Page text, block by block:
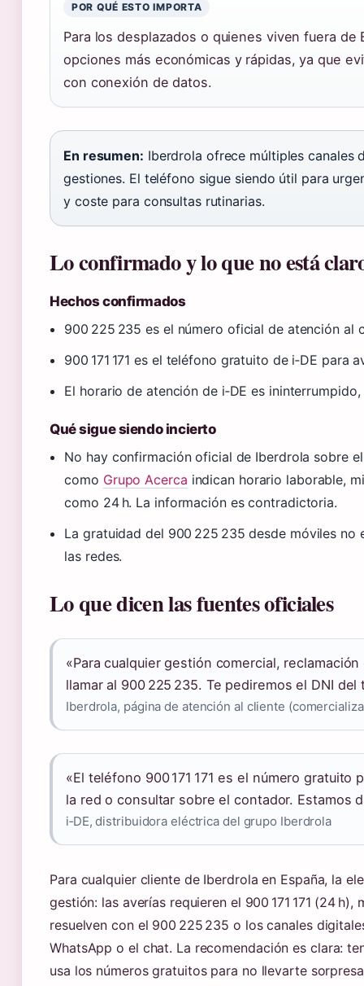
POR QUÉ ESTO IMPORTA
Para los desplazados o quienes viven fuera
opciones más económicas y rápidas, ya que
con conexión de datos.
En resumen: Iberdrola ofrece múltiples canales
gestiones. El teléfono sigue siendo útil para
y coste para consultas rutinarias.
Lo confirmado y lo que no está
Hechos confirmados
900 225 235 es el número oficial de atención al
900 171 171 es el teléfono gratuito de i‑DE para
El horario de atención de i‑DE es
Qué sigue siendo incierto
No hay confirmación oficial de Iberdrola sobre
como Grupo Acerca indican horario laborable,
como 24 h. La información es contradictoria.
La gratuidad del 900 225 235 desde móviles
las redes.
Lo que dicen las fuentes oficiales
«Para cualquier gestión comercial,
llamar al 900 225 235. Te pediremos el DNI
Iberdrola, página de atención al cliente
«El teléfono 900 171 171 es el número gratuito
la red o consultar sobre el contador. Estamos
i‑DE, distribuidora eléctrica del grupo Iberdrola
Para cualquier cliente de Iberdrola en España, la
gestión: las averías requieren el 900 171 171 (24
resuelven con el 900 225 235 o los canales
WhatsApp o el chat. La recomendación es clara:
usa los números gratuitos para no llevarte